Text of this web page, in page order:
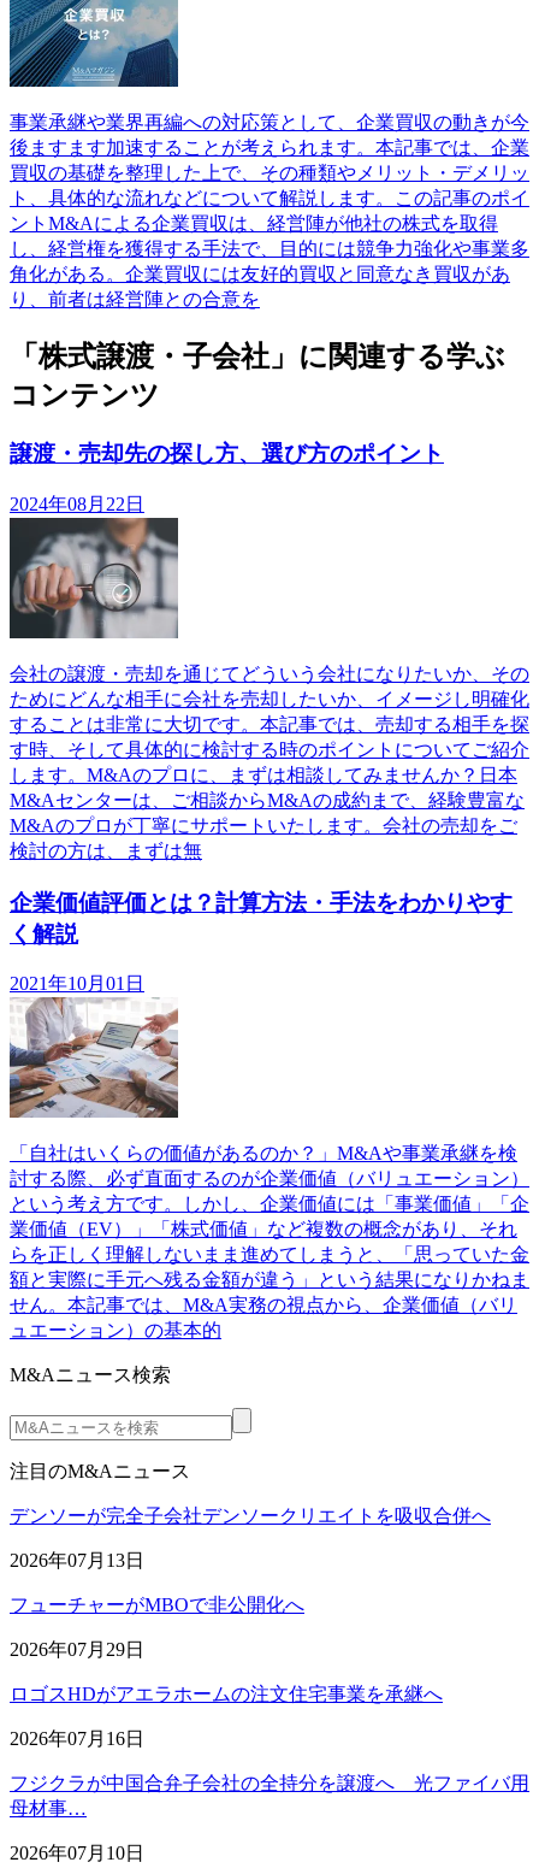
事業承継や業界再編への対応策として、企業買収の動きが今
後ますます加速することが考えられます。本記事では、企業
買収の基礎を整理した上で、その種類やメリット・デメリッ
ト、具体的な流れなどについて解説します。この記事のポイ
ントM&Aによる企業買収は、経営陣が他社の株式を取得
し、経営権を獲得する手法で、目的には競争力強化や事業多
角化がある。企業買収には友好的買収と同意なき買収があ
り、前者は経営陣との合意を
「株式譲渡・子会社」に関連する学ぶ
コンテンツ
譲渡・売却先の探し方、選び方のポイント
2024年08月22日
会社の譲渡・売却を通じてどういう会社になりたいか、その
ためにどんな相手に会社を売却したいか、イメージし明確化
することは非常に大切です。本記事では、売却する相手を探
す時、そして具体的に検討する時のポイントについてご紹介
します。M&Aのプロに、まずは相談してみませんか？日本
M&Aセンターは、ご相談からM&Aの成約まで、経験豊富な
M&Aのプロが丁寧にサポートいたします。会社の売却をご
検討の方は、まずは無
企業価値評価とは？計算方法・手法をわかりやす
く解説
2021年10月01日
「自社はいくらの価値があるのか？」M&Aや事業承継を検
討する際、必ず直面するのが企業価値（バリュエーション）
という考え方です。しかし、企業価値には「事業価値」「企
業価値（EV）」「株式価値」など複数の概念があり、それ
らを正しく理解しないまま進めてしまうと、「思っていた金
額と実際に手元へ残る金額が違う」という結果になりかねま
せん。本記事では、M&A実務の視点から、企業価値（バリ
ュエーション）の基本的
M&Aニュース検索
注目のM&Aニュース
デンソーが完全子会社デンソークリエイトを吸収合併へ
2026年07月13日
フューチャーがMBOで非公開化へ
2026年07月29日
ロゴスHDがアエラホームの注文住宅事業を承継へ
2026年07月16日
フジクラが中国合弁子会社の全持分を譲渡へ 光ファイバ用
母材事…
2026年07月10日